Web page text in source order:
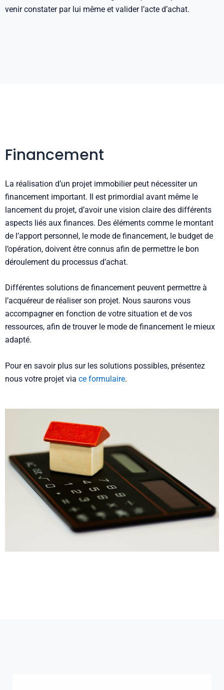
venir constater par lui même et valider l’acte d’achat.
Financement
La réalisation d’un projet immobilier peut nécessiter un
financement important. Il est primordial avant même le
lancement du projet, d’avoir une vision claire des différents
aspects liés aux finances. Des éléments comme le montant
de l’apport personnel, le mode de financement, le budget de
l’opération, doivent être connus afin de permettre le bon
déroulement du processus d’achat.
Différentes solutions de financement peuvent permettre à
l’acquéreur de réaliser son projet. Nous saurons vous
accompagner en fonction de votre situation et de vos
ressources, afin de trouver le mode de financement le mieux
adapté.
Pour en savoir plus sur les solutions possibles, présentez
nous votre projet via ce formulaire.